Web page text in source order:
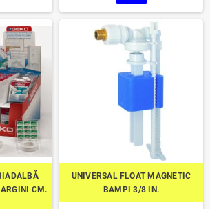
CM.
UNIVERSAL FLOAT MAGNETIC
BAMPI 3/8 IN.